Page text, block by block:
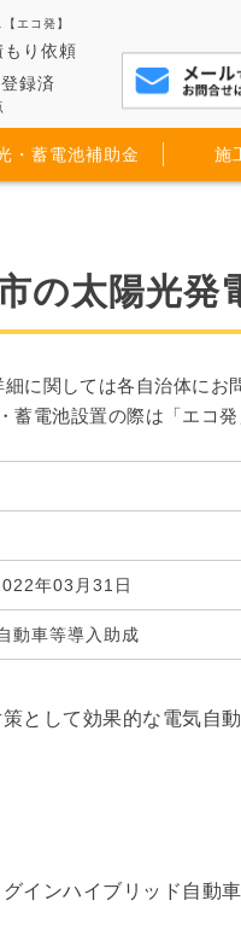
エコ発】
もり依頼
録済
・蓄電池補助金 施
の太陽光発
に関しては各自治体にお
蓄電池設置の際は「エコ
年03月31日
動車等導入助成
として効果的な電気自
インハイブリッド自動